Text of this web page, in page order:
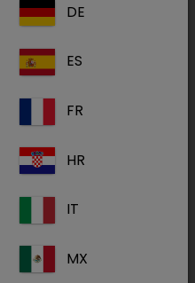
tem o prazer de
Catney One, um
gatos que sofrem de
alimentar
na doença renal
a absorção de
DE
ES
FR
HR
IT
MX